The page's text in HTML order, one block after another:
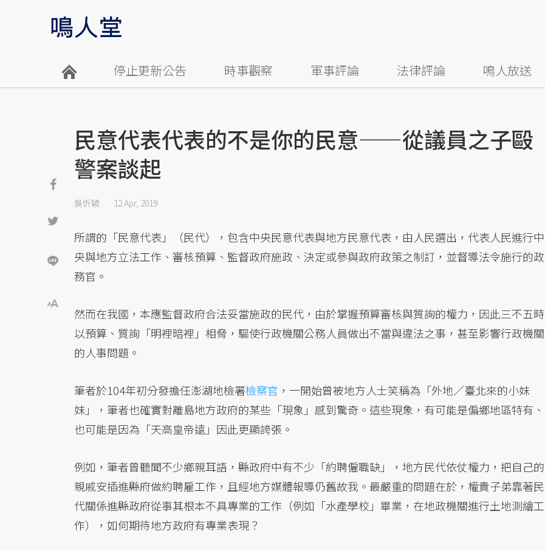
停止更新公告 時事觀察 軍事評論 法律評論 鳴人放送
民意代表代表的不是你的民意——從議員之子毆
警案談起
吳忻穎 12 Apr, 2019
所謂的「民意代表」（民代），包含中央民意代表與地方民意代表，由人民選出，代表人民進行中
央與地方立法工作、審核預算、監督政府施政、決定或參與政府政策之制訂，並督導法令施行的政
務官。
然而在我國，本應監督政府合法妥當施政的民代，由於掌握預算審核與質詢的權力，因此三不五時
以預算、質詢「明裡暗裡」相脅，驅使行政機關公務人員做出不當與違法之事，甚至影響行政機關
的人事問題。
筆者於104年初分發擔任澎湖地檢署檢察官 ，一開始曾被地方人士笑稱為「外地／臺北來的小妹
妹」，筆者也確實對離島地方政府的某些「現象」感到驚奇。這些現象，有可能是偏鄉地區特有、
也可能是因為「天高皇帝遠」因此更顯誇張。
例如，筆者曾聽聞不少鄉親耳語，縣政府中有不少「約聘僱職缺」，地方民代依仗權力，把自己的
親戚安插進縣府做約聘雇工作，且經地方媒體報導仍舊故我。最嚴重的問題在於，權貴子弟靠著民
代關係進縣政府從事其根本不具專業的工作（例如「水產學校」畢業，在地政機關進行土地測繪工
作），如何期待地方政府有專業表現？